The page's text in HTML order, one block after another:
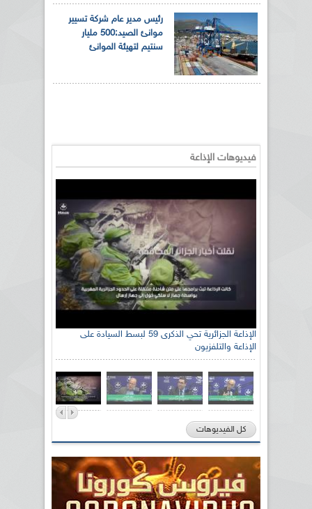
رئيس مدير عام شركة تسيير
موانئ الصيد:500 مليار
سنتيم لتهيئة الموانئ
فيديوهات الإذاعة
الإذاعة الجزائرية تحي الذكرى 59 لبسط السيادة على
الإذاعة والتلفزيون
كل الفيديوهات